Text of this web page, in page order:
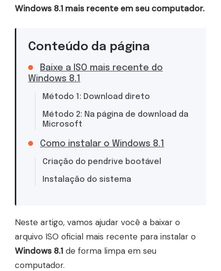
Windows 8.1 mais recente em seu computador.
Conteúdo da página
Baixe a ISO mais recente do
Windows 8.1
Método 1: Download direto
Método 2: Na página de download da
Microsoft
Como instalar o Windows 8.1
Criação do pendrive bootável
Instalação do sistema
Neste artigo, vamos ajudar você a baixar o
arquivo ISO oficial mais recente para instalar o
Windows 8.1 de forma limpa em seu
computador.